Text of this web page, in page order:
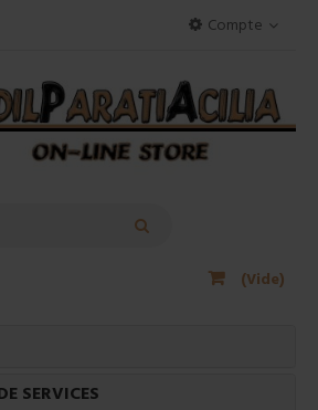
Compte
(Vide)
SERVICES